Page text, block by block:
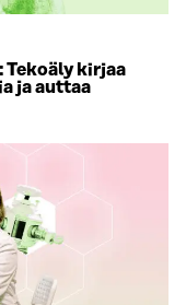
kirjaa
ja auttaa